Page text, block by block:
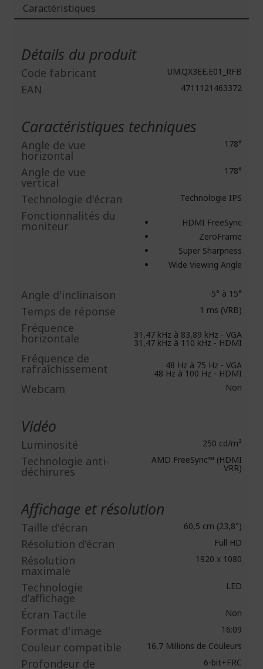
Caractéristiques
Détails du produit
Code fabricant UM.QX3EE.E01_RFB
EAN 4711121463372
Caractéristiques techniques
Angle de vue
horizontal
178°
Angle de vue
vertical
178°
Technologie d'écran Technologie IPS
Fonctionnalités du
moniteur
HDMI FreeSync
ZeroFrame
Super Sharpness
Wide Viewing Angle
Angle d'inclinaison -5° à 15°
Temps de réponse 1 ms (VRB)
Fréquence
horizontale 31,47 kHz à 83,89 kHz - VGA
31,47 kHz à 110 kHz - HDMI
Fréquence de
rafraîchissement 48 Hz à 75 Hz - VGA
48 Hz à 100 Hz - HDMI
Webcam Non
Vidéo
Luminosité 250 cd/m²
Technologie anti-
déchirures
AMD FreeSync™ (HDMI
VRR)
Affichage et résolution
Taille d'écran 60,5 cm (23,8")
Résolution d'écran Full HD
Résolution
maximale
1920 x 1080
Technologie
d'affichage
LED
Écran Tactile Non
Format d'image 16:09
Couleur compatible 16,7 Millions de Couleurs
Profondeur de 6-bit+FRC